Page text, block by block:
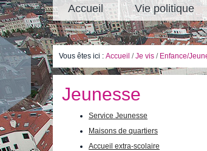
Accueil Vie politique
Vous êtes ici : Accueil /Je vis / Enfance/
Jeunesse
Service Jeunesse
Maisons de quartiers
Accueil extra-scolaire